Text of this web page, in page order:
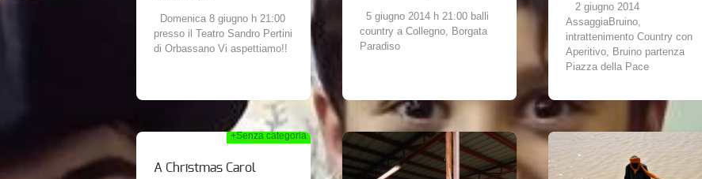
Domenica 8 giugno h 21:00
presso il Teatro Sandro Pertini
di Orbassano Vi aspettiamo!!
5 giugno 2014 h 21:00 balli
country a Collegno, Borgata
Paradiso
2 giugno 2014
AssaggiaBruino,
intrattenimento Country con
Aperitivo, Bruino partenza
Piazza della Pace
+Senza categoria
A Christmas Carol
17th Nov 2013 05th Nov 2013